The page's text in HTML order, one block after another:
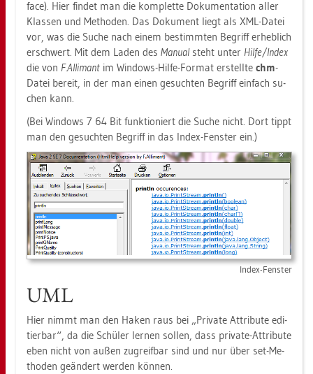
face). Hier fin­det man die kom­plet­te Do­ku­men­ta­ti­on aller
Klas­sen und Me­tho­den. Das Do­ku­ment liegt als XML-Datei
vor, was die Suche nach einem be­stimm­ten Be­griff er­heb­lich
er­schwert. Mit dem Laden des Ma­nu­alsteht unter Hilfe/Index
die von F.​Alli­mant im Win­dows-Hilfe-For­mat er­stell­te chm-
Datei be­reit, in der man einen ge­such­ten Be­griff ein­fach su­
chen kann.
(Bei Win­dows 7 64 Bit funk­tio­niert die Suche nicht. Dort tippt
man den ge­such­ten Be­griff in das Index-Fens­ter ein.)
Index-Fens­ter
UML
Hier nimmt man den Haken raus bei „Pri­va­te At­tri­bu­te edi­
tier­bar“, da die Schü­ler ler­nen sol­len, dass pri­va­te-At­tri­bu­te
eben nicht von außen zu­greif­bar sind und nur über set-Me­
tho­den ge­än­dert wer­den kön­nen.